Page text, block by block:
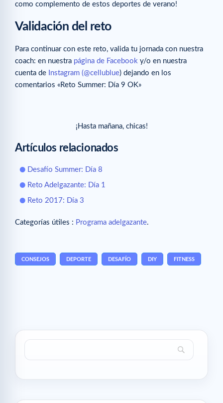
como complemento de estos deportes de verano!
Validación del reto
Para continuar con este reto, valida tu jornada con nuestra
coach: en nuestra página de Facebook y/o en nuestra
cuenta de Instagram (@cellublue) dejando en los
comentarios «Reto Summer: Día 9 OK»
¡Hasta mañana, chicas!
Artículos relacionados
Desafío Summer: Día 8
Reto Adelgazante: Día 1
Reto 2017: Día 3
Categorías útiles : Programa adelgazante.
CONSEJOS DEPORTE DESAFÍO DIY FITNESS